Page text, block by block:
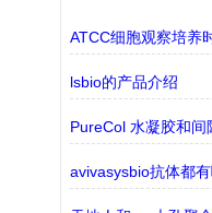
ATCC细胞观察培养
lsbio的产品介绍
PureCol 水凝胶和间
avivasysbio抗体都有